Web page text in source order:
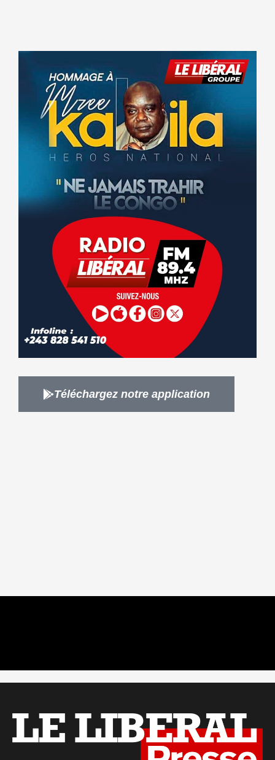
Téléchargez notre application